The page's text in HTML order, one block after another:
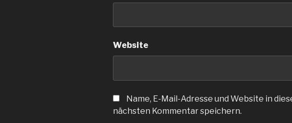
Website
Name, E-Mail-Adresse und Website in
nächsten Kommentar speichern.